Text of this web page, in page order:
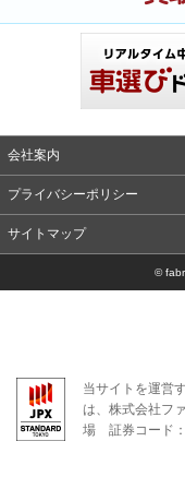
会社案内
プライバシーポリシー
サイトマップ
©
当サイトを運営
は、株式会社フ
場 証券コード：